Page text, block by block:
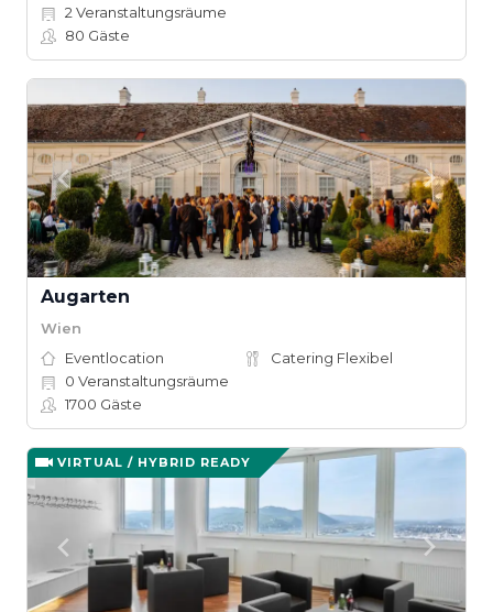
2 Veranstaltungsräume
80 Gäste
Augarten
Wien
Eventlocation
Catering Flexibel
0 Veranstaltungsräume
1700 Gäste
VIRTUAL / HYBRID READY